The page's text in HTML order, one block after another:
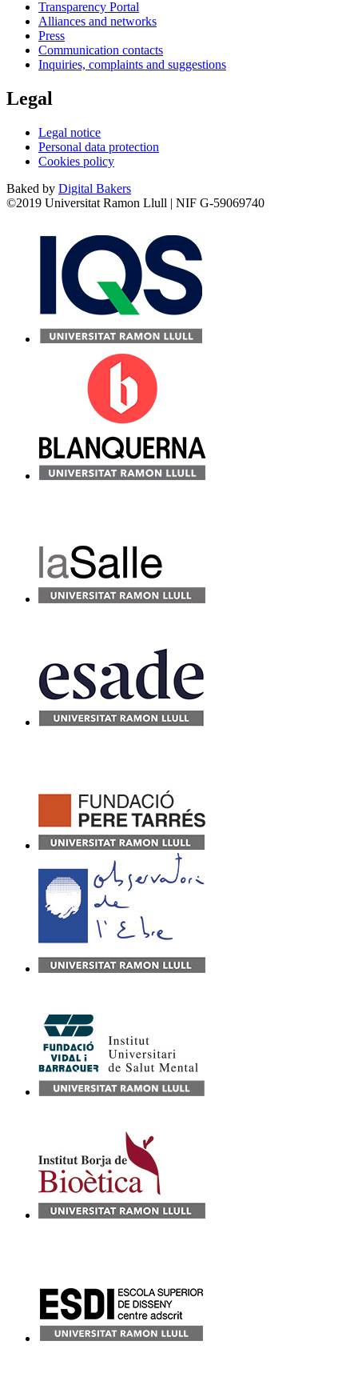
Transparency Portal
Alliances and networks
Press
Communication contacts
Inquiries, complaints and suggestions
Legal
Legal notice
Personal data protection
Cookies policy
Baked by Digital Bakers
©2019 Universitat Ramon Llull | NIF G-59069740